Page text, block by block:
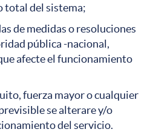
total del sistema;
de medidas o resoluciones
pública -nacional,
afecte el funcionamiento
fuerza mayor o cualquier
se alterare y/o
del servicio.